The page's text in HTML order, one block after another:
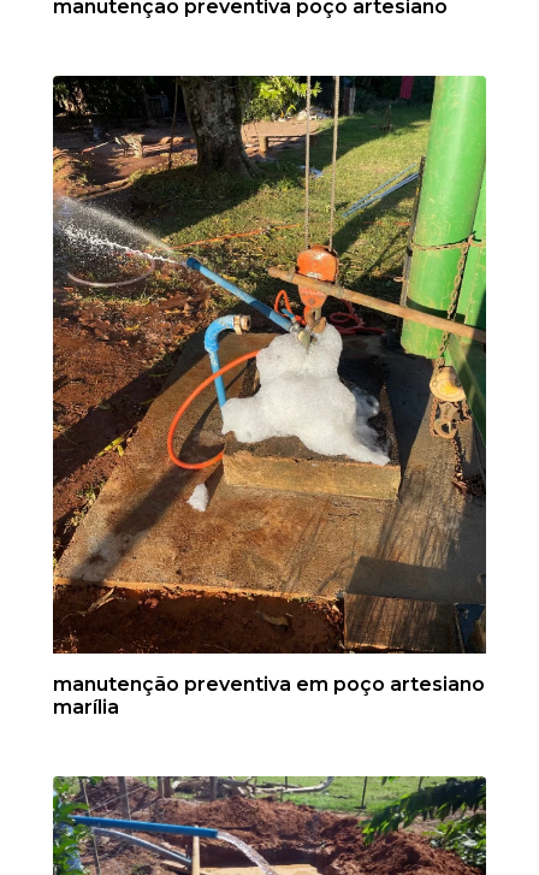
manutenção preventiva poço artesiano
manutenção preventiva em poço artesiano
marília